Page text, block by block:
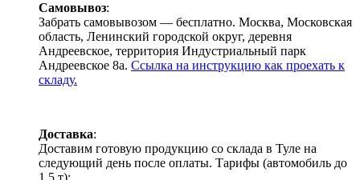
Самовывоз:
Забрать самовывозом — бесплатно. Москва, Московская
область, Ленинский городской округ, деревня
Андреевское, территория Индустриальный парк
Андреевское 8а. Ссылка на инструкцию как проехать к
складу.
Доставка:
Доставим готовую продукцию со склада в Туле на
следующий день после оплаты. Тарифы (автомобиль до
1.5 т):